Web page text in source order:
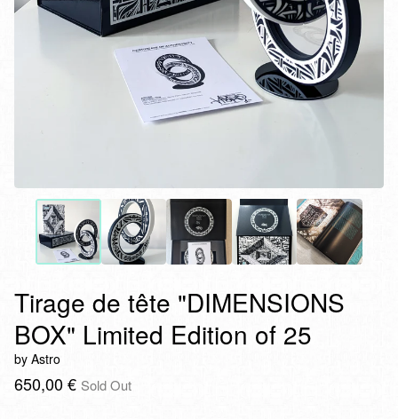
Tirage de tête "DIMENSIONS
BOX" Limited Edition of 25
by Astro
650,00€ Sold Out